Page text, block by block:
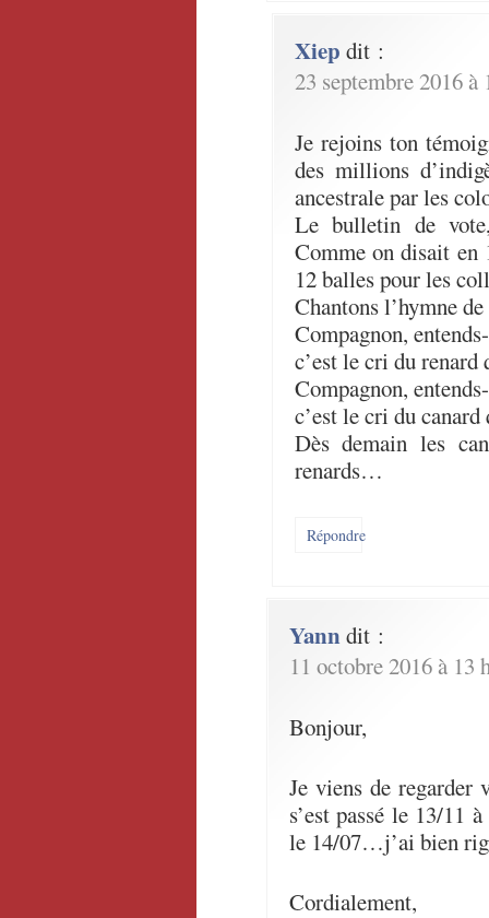
Xiep dit :
23 septembre 2016 à
Je rejoins ton
des millions
ancestrale par les
Le bulletin de
Comme on disait en
12 balles pour les
Chantons l’hymne
Compagnon,
c’est le cri du renard
Compagnon,
c’est le cri du
Dès demain les
renards…
Répondre
Yanndit :
11 octobre 2016 à 13
Bonjour,
Je viens de
s’est passé le 13/11
le 14/07…j’ai bien
Cordialement,